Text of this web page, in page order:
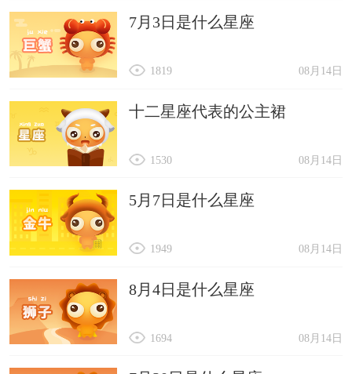
7月3日是什么星座
08月14日
1819
十二星座代表的公主裙
08月14日
1530
5月7日是什么星座
08月14日
1949
8月4日是什么星座
08月14日
1694